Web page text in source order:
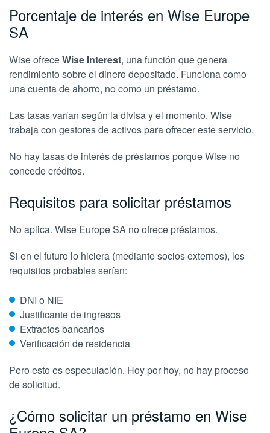
Porcentaje de interés en Wise Europe
SA
Wise ofreceWise Interest, una función que genera
rendimiento sobre el dinero depositado. Funciona como
una cuenta de ahorro, no como un préstamo.
Las tasas varían según la divisa y el momento. Wise
trabaja con gestores de activos para ofrecer este servicio.
No hay tasas de interés de préstamos porque Wise no
concede créditos.
Requisitos para solicitar préstamos
No aplica. Wise Europe SA no ofrece préstamos.
Si en el futuro lo hiciera (mediante socios externos), los
requisitos probables serían:
DNI o NIE
Justificante de ingresos
Extractos bancarios
Verificación de residencia
Pero esto es especulación. Hoy por hoy, no hay proceso
de solicitud.
¿Cómo solicitar un préstamo en Wise